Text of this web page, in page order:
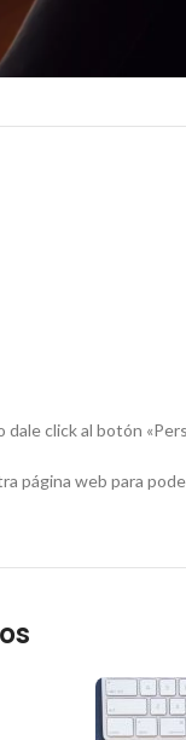
dale click al botón
página web para